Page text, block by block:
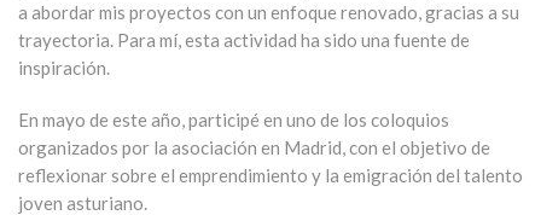
a abordar mis proyectos con un enfoque renovado, gracias a su
trayectoria. Para mí, esta actividad ha sido una fuente de
inspiración.
En mayo de este año, participé en uno de los coloquios
organizados por la asociación en Madrid, con el objetivo de
reflexionar sobre el emprendimiento y la emigración del talento
joven asturiano.